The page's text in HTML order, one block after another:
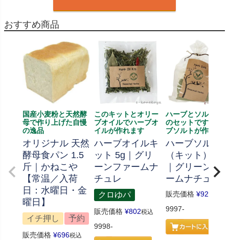
おすすめ商品
国産小麦粉と天然酵
母で作り上げた自慢
の逸品
オリジナル 天然
酵母食パン 1.5
斤｜かねこや
【常温／入荷
日：水曜日・金
曜日】
イチ押し 予約
販売価格 ¥696税込
このキットとオリー
ブオイルでハーブオ
イルが作れます
ハーブオイルキ
ット 5g｜グリ
ーンファームナ
チュレ
クロゆパ
販売価格 ¥802税込
9998-
ハーブとソルト、
のセットです、ハ
ブソルトが作れま
ハーブソルト
（キット） 70g
｜グリーンフ
ームナチュレ
販売価格 ¥926
9997-